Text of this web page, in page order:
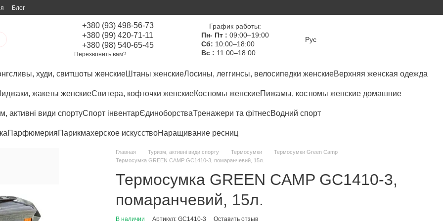
Блог
+380 (93) 498-56-73
+380 (99) 420-71-11
+380 (98) 540-65-45
Перезвонить вам?
График работы:
Пн- Пт : 09:00–19:00
Сб: 10:00–18:00
Вс : 11:00–18:00
Рус
худи, свитшоты женскиеШтаны женскиеЛосины, леггинсы, велосипедки женскиеВерхняя женская одежда
жакеты женскиеСвитера, кофточки женскиеКостюмы женскиеПижамы, костюмы женские домашние
активні види спортуСпорт інвентарЄдиноборстваТренажери та фітнесВодний спорт
ПарфюмерияПарикмахерское искусствоНаращивание ресниц
Главная Туризм, активні види спорту Термосумки
Термосумки Green Camp
Термосумка GREEN CAMP GC1410-3, помаранчевий, 15л.
Термосумка GREEN CAMP GC1410-3,
помаранчевий, 15л.
В наличии Артикул: GC1410-3 Оставить отзыв